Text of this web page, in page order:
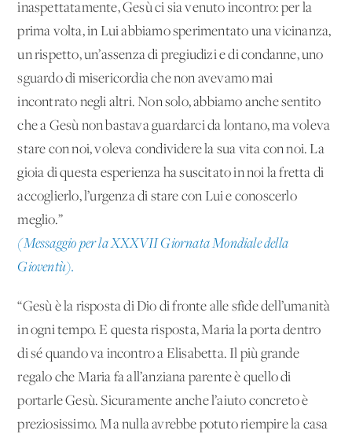
inaspettatamente, Gesù ci sia venuto incontro: per la
prima volta, in Lui abbiamo sperimentato una vicinanza,
un rispetto, un’assenza di pregiudizi e di condanne, uno
sguardo di misericordia che non avevamo mai
incontrato negli altri. Non solo, abbiamo anche sentito
che a Gesù non bastava guardarci da lontano, ma voleva
stare con noi, voleva condividere la sua vita con noi. La
gioia di questa esperienza ha suscitato in noi la fretta di
accoglierlo, l’urgenza di stare con Lui e conoscerlo
meglio.”
(Messaggio per la XXXVII Giornata Mondiale della
Gioventù).
“Gesù è la risposta di Dio di fronte alle sfide dell’umanità
in ogni tempo. E questa risposta, Maria la porta dentro
di sé quando va incontro a Elisabetta. Il più grande
regalo che Maria fa all’anziana parente è quello di
portarle Gesù. Sicuramente anche l’aiuto concreto è
preziosissimo. Ma nulla avrebbe potuto riempire la casa